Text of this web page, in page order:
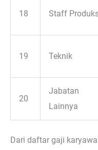
18 Staff
19 Teknik
20
Jabatan
Lainnya
Dari daftar gaji